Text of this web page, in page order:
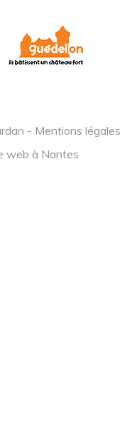
- Mentions légales
web à Nantes